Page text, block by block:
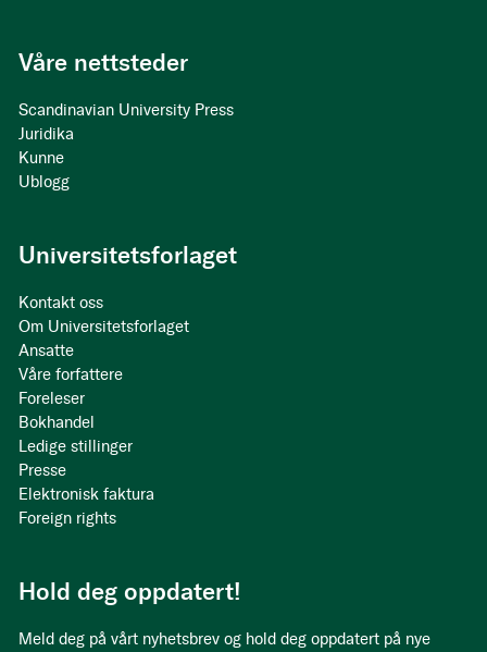
Våre nettsteder
Scandinavian University Press
Juridika
Kunne
Ublogg
Universitetsforlaget
Kontakt oss
Om Universitetsforlaget
Ansatte
Våre forfattere
Foreleser
Bokhandel
Ledige stillinger
Presse
Elektronisk faktura
Foreign rights
Hold deg oppdatert!
Meld deg på vårt nyhetsbrev og hold deg oppdatert på nye